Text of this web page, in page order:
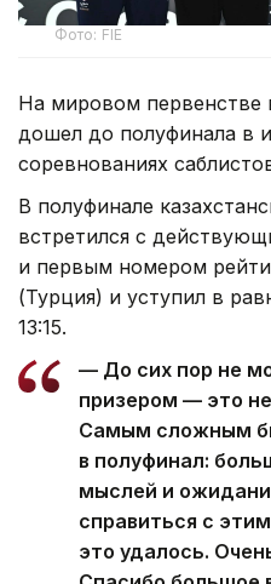
Фото: FIE
На мировом
дошел до полуфинала в
соревнованиях
В полуфинале
встретился с
и первым номером
(Турция) и уступил в
13:15.
— До сих пор не
призером — это
Самым сложным
в полуфинал:
мыслей и
справиться с
это удалось.